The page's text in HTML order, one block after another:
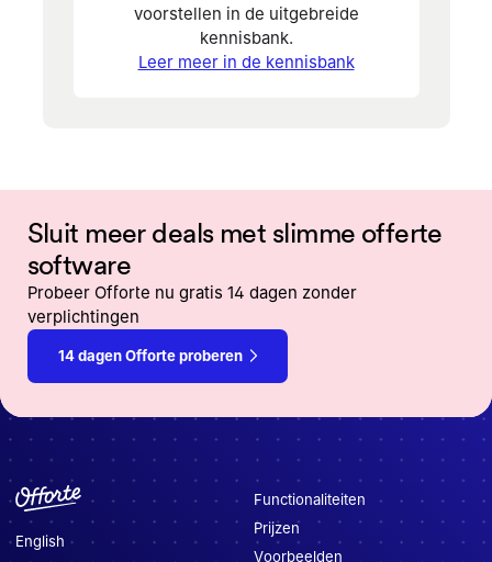
voorstellen in de uitgebreide
kennisbank.
Leer meer in de kennisbank
Sluit meer deals met slimme offerte
software
Probeer Offorte nu gratis 14 dagen zonder
verplichtingen
14 dagen Offorte proberen
English
Functionaliteiten
Prijzen
Voorbeelden